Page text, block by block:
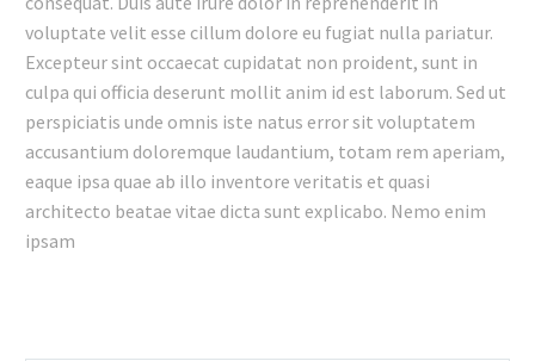
voluptate velit esse cillum dolore eu fugiat nulla pariatur.
Excepteur sint occaecat cupidatat non proident, sunt in
culpa qui officia deserunt mollit anim id est laborum. Sed ut
perspiciatis unde omnis iste natus error sit voluptatem
accusantium doloremque laudantium, totam rem aperiam,
eaque ipsa quae ab illo inventore veritatis et quasi
architecto beatae vitae dicta sunt explicabo. Nemo enim
ipsam